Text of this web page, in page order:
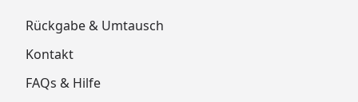
Rückgabe & Umtausch
Kontakt
FAQs & Hilfe